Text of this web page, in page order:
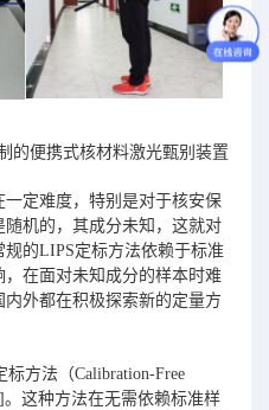
的便携式核材料激光甄别装置
定难度，特别是对于核安保
机的，其成分未知，这就对
的LIPS定标方法依赖于标准
在面对未知成分的样本时难
外都在积极探索新的定量方
方法（Calibration-Free
这种方法在无需依赖标准样